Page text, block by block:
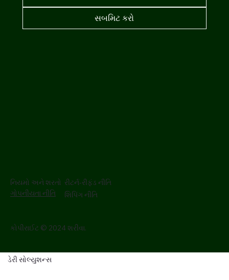
ડેરી સોલ્યુશન્સ
સબમિટ કરો
નિયમો અને શરતો
ગોપનીયતા નીતિ
રીટર્ન-રીફંડ નીતિ
શિપિંગ નીતિ
કોપીરાઈટ © 2024 શરીવા.